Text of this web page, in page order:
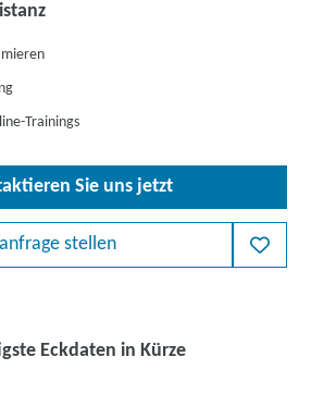
Trainings
Sie uns jetzt
stellen
Eckdaten in Kürze